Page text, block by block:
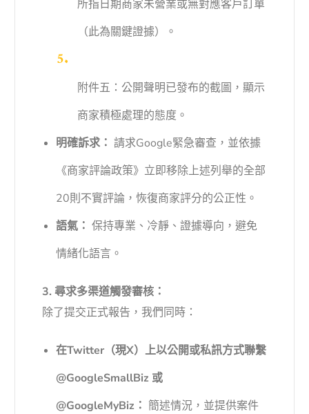
所指日期商家未營業或無對應客戶訂單
（此為關鍵證據）。
附件五：公開聲明已發布的截圖，顯示
商家積極處理的態度。
明確訴求： 請求Google緊急審查，並依據
《商家評論政策》立即移除上述列舉的全部
20則不實評論，恢復商家評分的公正性。
語氣： 保持專業、冷靜、證據導向，避免
情緒化語言。
3. 尋求多渠道觸發審核：
除了提交正式報告，我們同時：
在Twitter（現X）上以公開或私訊方式聯繫
@GoogleSmallBiz 或
@GoogleMyBiz： 簡述情況，並提供案件